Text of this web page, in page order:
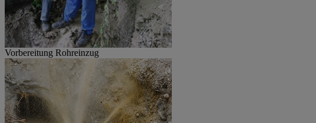
Vorbereitung Rohreinzug